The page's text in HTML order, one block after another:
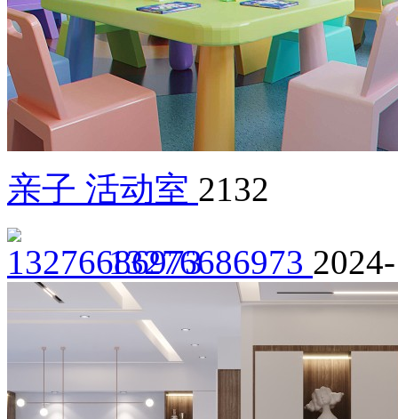
亲子 活动室 2132
13276686973